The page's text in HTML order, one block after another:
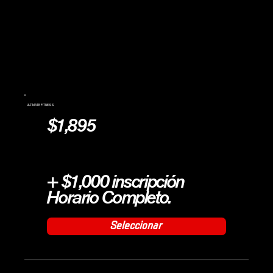
ULTIMATE FITNESS
$1,895
+ $1,000 inscripción
Horario Completo.
Seleccionar